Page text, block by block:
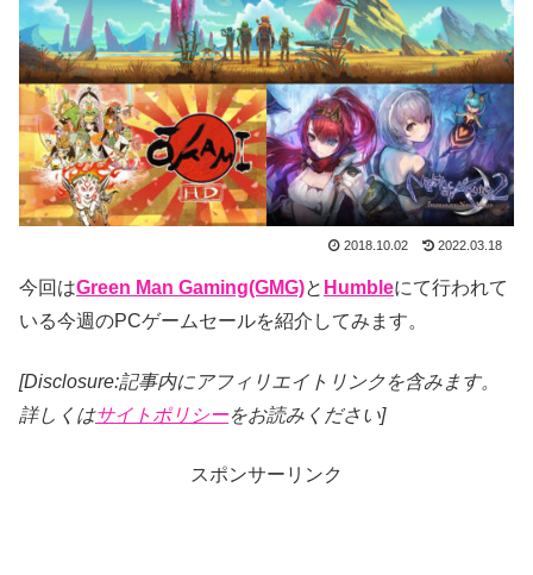
2018.10.02 2022.03.18
今回はGreen Man Gaming(GMG)と Humbleにて行われて
いる今週のPCゲームセールを紹介してみます。
[Disclosure:記事内にアフィリエイトリンクを含みます。
詳しくはサイトポリシーをお読みください]
スポンサーリンク